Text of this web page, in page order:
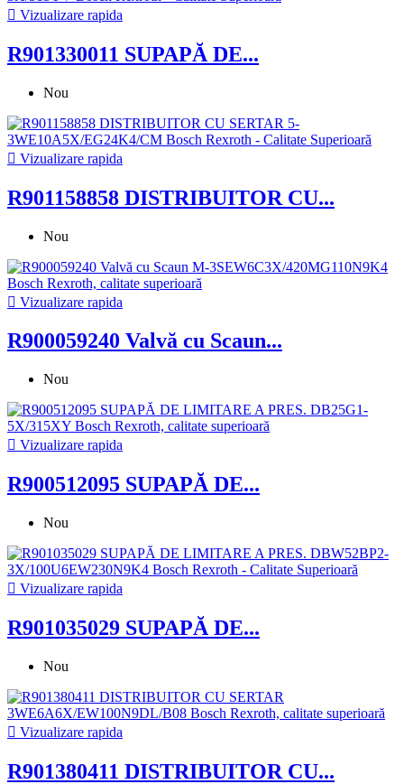
 Vizualizare rapida
R901330011 SUPAPĂ DE...
Nou
 Vizualizare rapida
R901158858 DISTRIBUITOR CU...
Nou
 Vizualizare rapida
R900059240 Valvă cu Scaun...
Nou
 Vizualizare rapida
R900512095 SUPAPĂ DE...
Nou
 Vizualizare rapida
R901035029 SUPAPĂ DE...
Nou
 Vizualizare rapida
R901380411 DISTRIBUITOR CU...